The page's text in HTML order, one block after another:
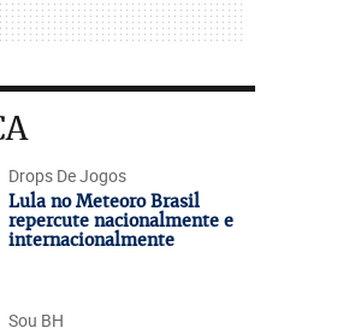
Drops De Jogos
Lula no Meteoro Brasil
repercute nacionalmente e
internacionalmente
Sou BH